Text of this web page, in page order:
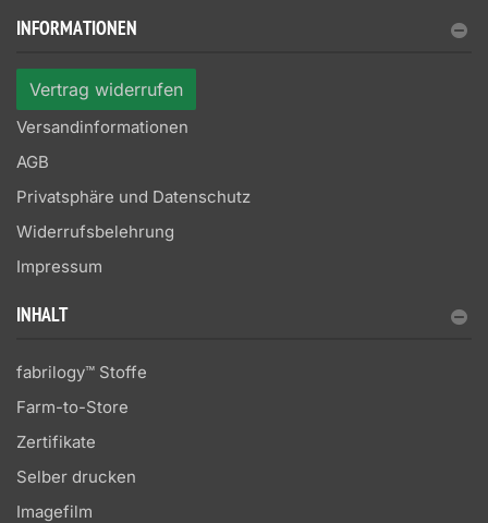
INFORMATIONEN
Vertrag widerrufen
Versandinformationen
AGB
Privatsphäre und Datenschutz
Widerrufsbelehrung
Impressum
INHALT
fabrilogy™ Stoffe
Farm-to-Store
Zertifikate
Selber drucken
Imagefilm